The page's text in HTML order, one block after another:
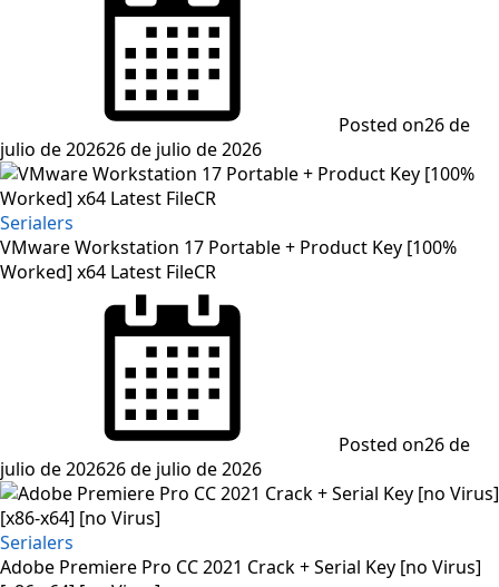
Posted on26 de
julio de 202626 de julio de 2026
Serialers
VMware Workstation 17 Portable + Product Key [100%
Worked] x64 Latest FileCR
Posted on26 de
julio de 202626 de julio de 2026
Serialers
Adobe Premiere Pro CC 2021 Crack + Serial Key [no Virus]